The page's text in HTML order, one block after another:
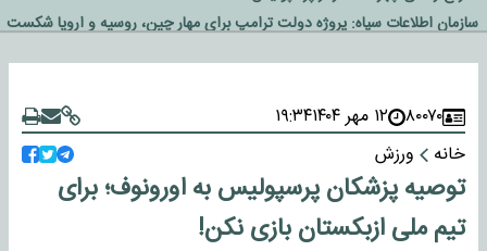
سازمان اطلاعات سپاه: پروژه دولت ترامپ برای مهار چین، روسیه و اروپا شکست
خورد
۸۰۰۷۰ ۱۲ مهر ۱۴۰۴
۱۹:۳۴
خانه
ورزش
توصیه پزشکان پرسپولیس به اورونوف؛ برای
تیم ملی ازبکستان بازی نکن!